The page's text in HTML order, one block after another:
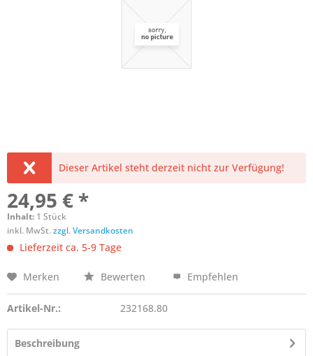
Dieser Artikel steht derzeit nicht zur Verfügung!
24,95 € *
Inhalt: 1 Stück
inkl. MwSt.zzgl. Versandkosten
Lieferzeit ca. 5-9 Tage
Merken Bewerten Empfehlen
Artikel-Nr.: 232168.80
Beschreibung